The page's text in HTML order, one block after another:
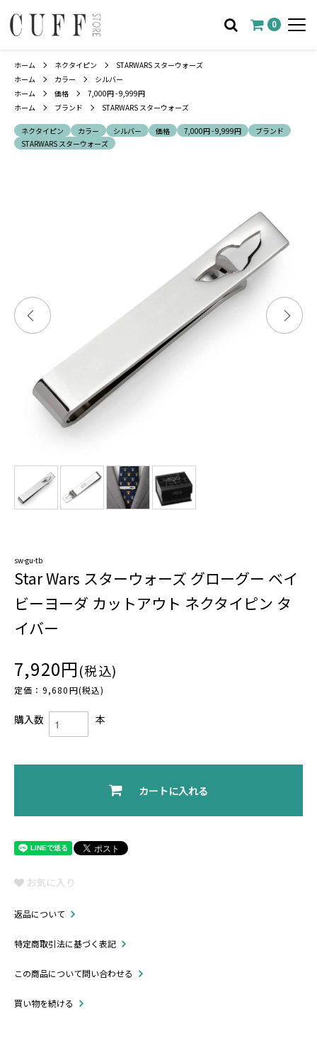
0
ホーム ネクタイピン
STARWARS スターウォーズ
ホーム
カラー
シルバー
ホーム
価格
7,000円 - 9,999円
ホーム
ブランド STARWARS スターウォーズ
ネクタイピン カラー シルバー 価格 7,000円 - 9,999円
ブランド
STARWARS スターウォーズ
sw-gu-tb
Star Wars スターウォーズ グローグー ベイ
ビーヨーダ カットアウト ネクタイピン タ
イバー
7,920円(税込)
定価：9,680円(税込)
購入数 本
カートに入れる
お気に入り
返品について
特定商取引法に基づく表記
この商品について問い合わせる
買い物を続ける